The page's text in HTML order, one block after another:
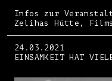
Infos zur
Zelihas Hütte,
24.03.2021
EINSAMKEIT HAT